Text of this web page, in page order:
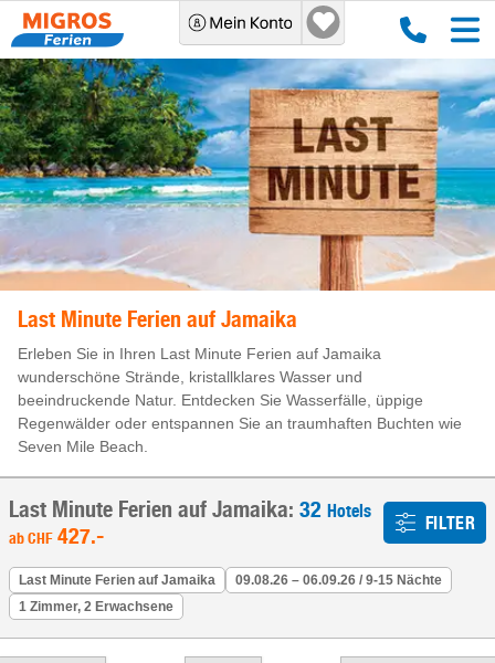
Last Minute Ferien auf Jamaika
Erleben Sie in Ihren Last Minute Ferien auf Jamaika
wunderschöne Strände, kristallklares Wasser und
beeindruckende Natur. Entdecken Sie Wasserfälle, üppige
Regenwälder oder entspannen Sie an traumhaften Buchten wie
Seven Mile Beach.
Last Minute Ferien auf Jamaika: 32 Hotels
abCHF 427.- FILTER
Last Minute Ferien auf Jamaika
09.08.26 – 06.09.26 / 9-15 Nächte
1 Zimmer, 2 Erwachsene
Last Minute Ferien auf Jamaika mit Migros Ferien